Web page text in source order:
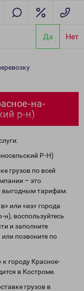
Да Нет
на-
р-н)
Р-Н)
грузов по всей
– это
выгодным тарифам.
или «из» города
воспользуйтесь
и заполните
позвоните по
городу Красное-
в Костроме.
грузов в